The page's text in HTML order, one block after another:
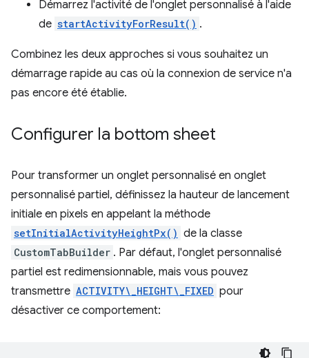
Démarrez l'activité de l'onglet personnalisé à l'aide
de startActivityForResult() .
Combinez les deux approches si vous souhaitez un
démarrage rapide au cas où la connexion de service n'a
pas encore été établie.
Configurer la bottom sheet
Pour transformer un onglet personnalisé en onglet
personnalisé partiel, définissez la hauteur de lancement
initiale en pixels en appelant la méthode
setInitialActivityHeightPx() de la classe
CustomTabBuilder . Par défaut, l'onglet personnalisé
partiel est redimensionnable, mais vous pouvez
transmettre ACTIVITY\_HEIGHT\_FIXED pour
désactiver ce comportement: